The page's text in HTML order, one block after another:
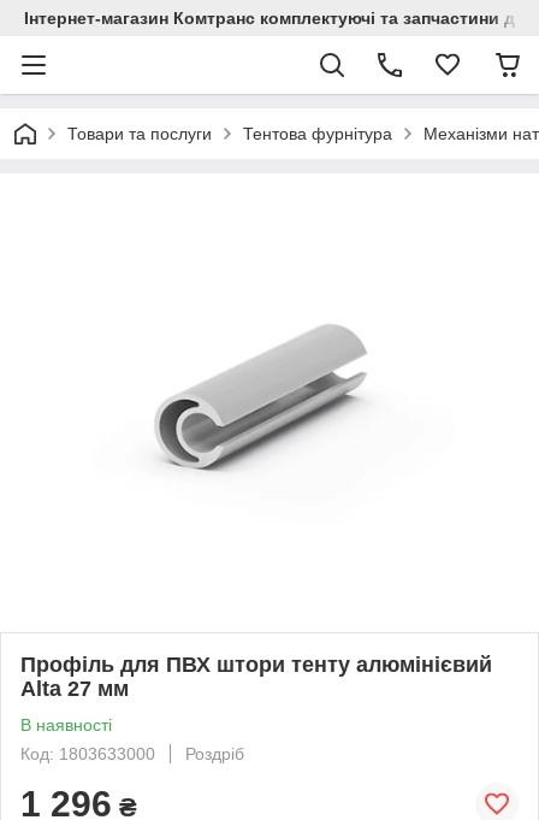
Інтернет-магазин Комтранс комплектуючі та запчастини
Товари та послуги Тентова фурнітура Механізми
Профіль для ПВХ штори тенту алюмінієвий
Alta 27 мм
В наявності
Код: 1803633000
Роздріб
1 296 ₴